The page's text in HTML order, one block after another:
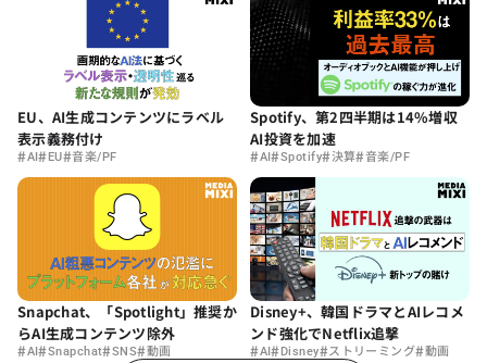
EU、AI生成コンテンツにラベル
表示義務付け
#AI# EU#音楽/PF
Spotify、第2四半期は14%増収
AI投資を加速
#AI#Spotify#決算#音楽/PF
Snapchat、「Spotlight」推奨か
らAI生成コンテンツ除外
#AI#Snapchat#SNS#動画
Disney+、韓国ドラマとAIレコメ
ンド強化でNetflix追撃
#AI# Disney#ストリーミング#動画